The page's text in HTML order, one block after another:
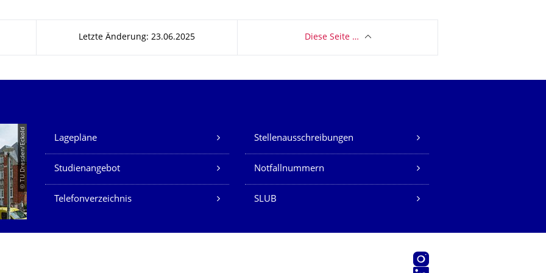
Letzte Änderung: 23.06.2025 Diese Seite …
© TU Dresden/Eckold Unsere Dienste
Lagepläne Stellenausschreibungen
Studienangebot Notfallnummern
Telefonverzeichnis SLUB
Instagram